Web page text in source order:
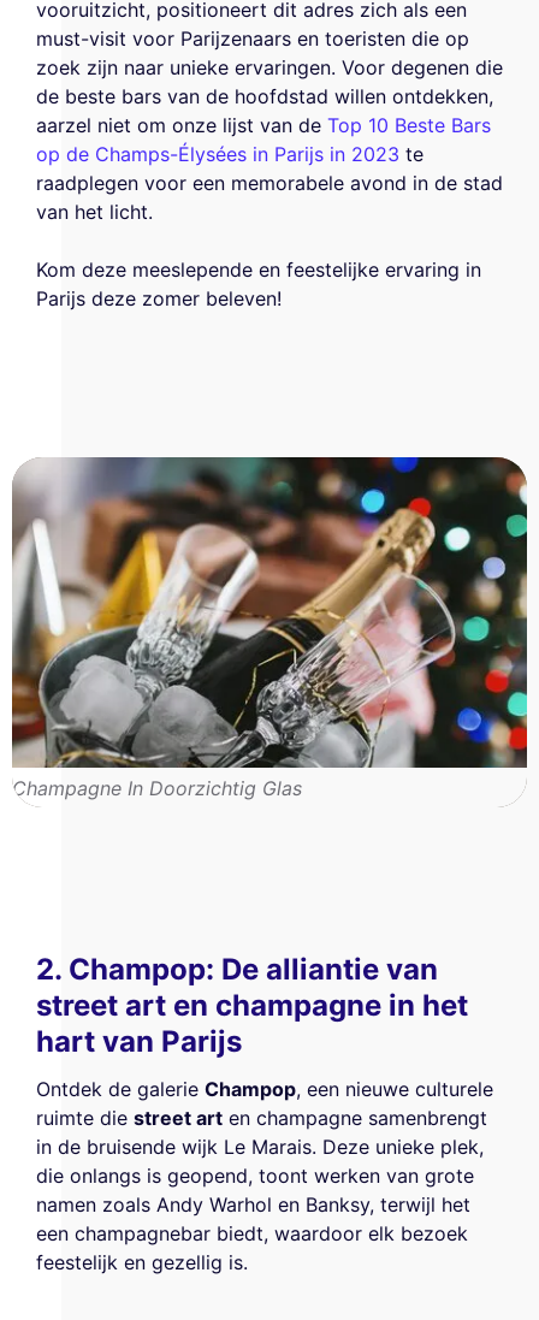
vooruitzicht, positioneert dit adres zich als een
must-visit voor Parijzenaars en toeristen die op
zoek zijn naar unieke ervaringen. Voor degenen die
de beste bars van de hoofdstad willen ontdekken,
aarzel niet om onze lijst van de Top 10 Beste Bars
op de Champs-Élysées in Parijs in 2023 te
raadplegen voor een memorabele avond in de stad
van het licht.
Kom deze meeslepende en feestelijke ervaring in
Parijs deze zomer beleven!
Champagne In Doorzichtig Glas
2. Champop: De alliantie van
street art en champagne in het
hart van Parijs
Ontdek de galerie Champop, een nieuwe culturele
ruimte die street art en champagne samenbrengt
in de bruisende wijk Le Marais. Deze unieke plek,
die onlangs is geopend, toont werken van grote
namen zoals Andy Warhol en Banksy, terwijl het
een champagnebar biedt, waardoor elk bezoek
feestelijk en gezellig is.